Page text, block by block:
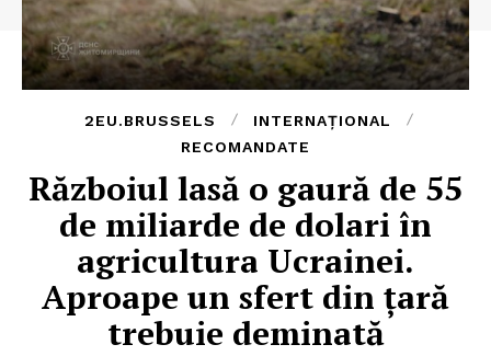
2EU.BRUSSELS
INTERNAȚIONAL
RECOMANDATE
Războiul lasă o gaură de 55
de miliarde de dolari în
agricultura Ucrainei.
Aproape un sfert din țară
trebuie deminată